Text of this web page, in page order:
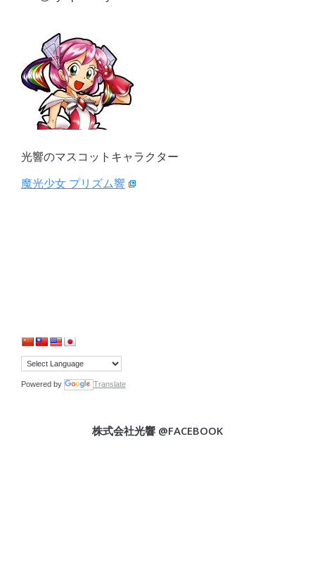
光響のマスコットキャラクター
魔光少女 プリズム響
Powered by Translate
株式会社光響 @FACEBOOK